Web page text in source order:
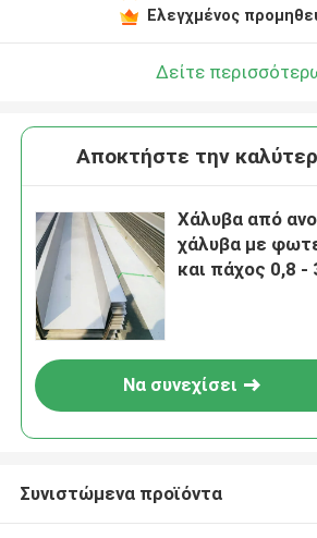
Ελεγχμένος
Δείτε
Αποκτήστε την
Χάλυβα από
χάλυβα με
και πάχος 0,8 -
Να συνεχίσει
Συνιστώμενα προϊόντα